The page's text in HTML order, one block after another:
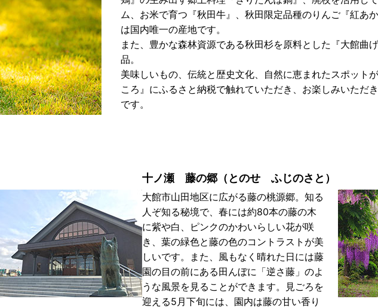
ム、お米で育つ『秋田牛』、秋田限定品種のりんご『紅あ
は国内唯一の産地です。
また、豊かな森林資源である秋田杉を原料とした『大館曲
品。
美味しいもの、伝統と歴史文化、自然に恵まれたスポット
ころ』にふるさと納税で触れていただき、お楽しみいただ
です。
十ノ瀬 藤の郷（とのせ ふじのさと）
大館市山田地区に広がる藤の桃源郷。知る
人ぞ知る秘境で、春には約80本の藤の木
に紫や白、ピンクのかわいらしい花が咲
き、葉の緑色と藤の色のコントラストが美
しいです。また、風もなく晴れた日には藤
園の目の前にある田んぼに「逆さ藤」のよ
うな風景を見ることができます。見ごろを
迎える5月下旬には、園内は藤の甘い香り